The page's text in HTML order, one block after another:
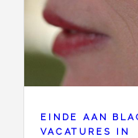
EINDE AAN
VACATURES IN